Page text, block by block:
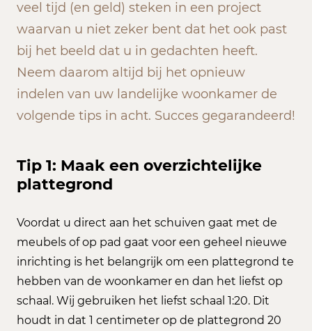
veel tijd (en geld) steken in een project
waarvan u niet zeker bent dat het ook past
bij het beeld dat u in gedachten heeft.
Neem daarom altijd bij het opnieuw
indelen van uw landelijke woonkamer de
volgende tips in acht. Succes gegarandeerd!
Tip 1: Maak een overzichtelijke
plattegrond
Voordat u direct aan het schuiven gaat met de
meubels of op pad gaat voor een geheel nieuwe
inrichting is het belangrijk om een plattegrond te
hebben van de woonkamer en dan het liefst op
schaal. Wij gebruiken het liefst schaal 1:20. Dit
houdt in dat 1 centimeter op de plattegrond 20